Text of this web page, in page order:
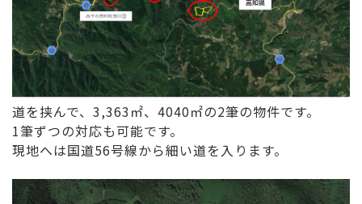
道を挟んで、3,363㎡、4040㎡の2筆の物件です。
1筆ずつの対応も可能です。
現地へは国道56号線から細い道を入ります。